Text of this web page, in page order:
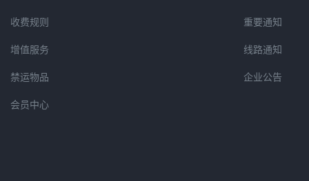
收费规则
增值服务
禁运物品
会员中心
重要通知
线路通知
企业公告